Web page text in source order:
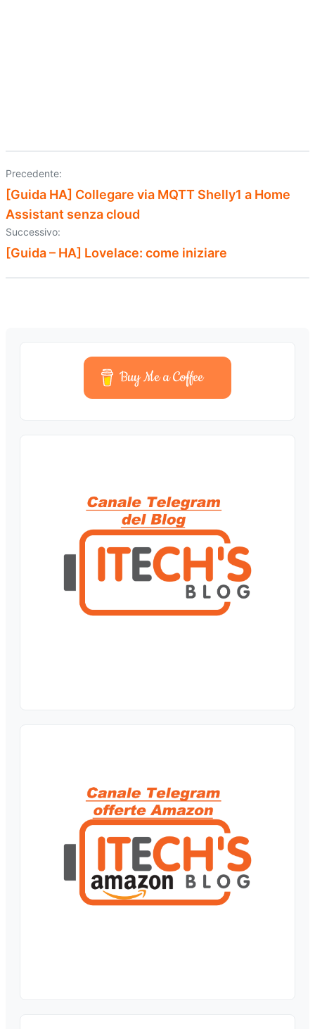
Navigazione
articoli
Precedente:
[Guida HA] Collegare via MQTT Shelly1 a Home
Assistant senza cloud
Successivo:
[Guida – HA] Lovelace: come iniziare
Buy Me a Coffee